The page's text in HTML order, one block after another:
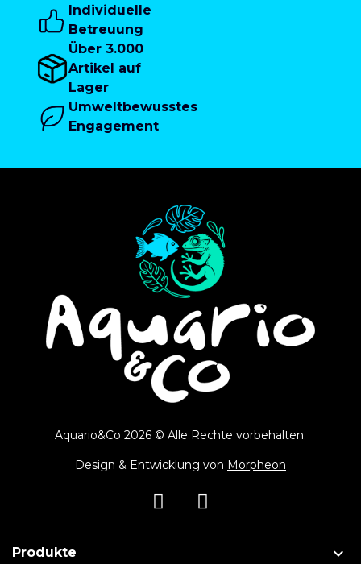
Individuelle
Betreuung
Über 3.000
Artikel auf
Lager
Umweltbewusstes
Engagement
Aquario&Co 2026 © Alle Rechte vorbehalten.
Design & Entwicklung von Morpheon
Produkte 